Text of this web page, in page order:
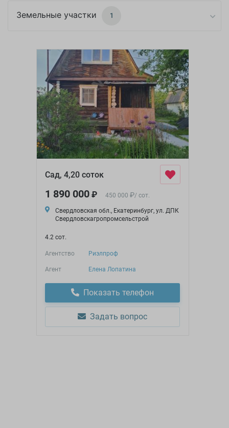
Земельные участки 1
Сад, 4,20 соток
1 890 000₽ 450 000 ₽/сот.
Свердловская обл., Екатеринбург, ул. ДПК
Свердловскагропромсельстрой
4.2 сот.
Агентство Риэлпроф
Агент Елена Лопатина
Показать телефон
Задать вопрос